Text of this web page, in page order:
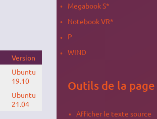
Version
Ubuntu
19.10
Ubuntu
21.04
Megabook S*
Notebook VR*
P
WIND
Outils de la page
Afficher le texte source